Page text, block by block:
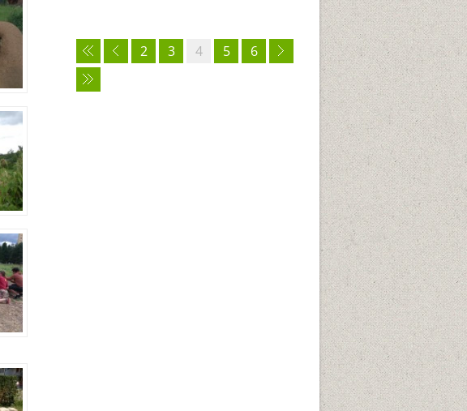
2 3 4 5 6